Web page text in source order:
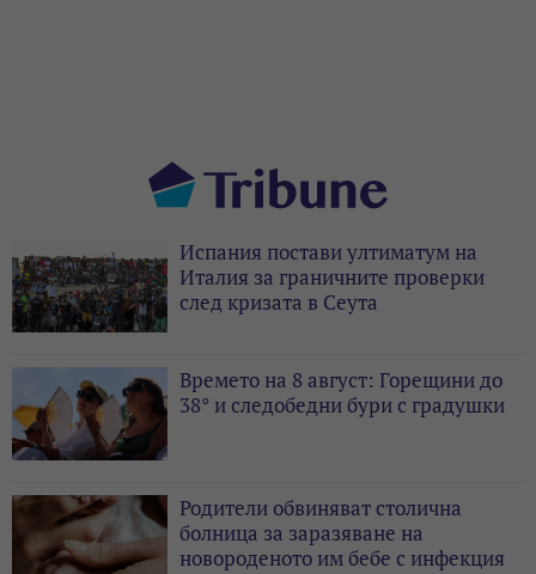
Испания постави ултиматум на
Италия за граничните проверки
след кризата в Сеута
Времето на 8 август: Горещини до
38° и следобедни бури с градушки
Родители обвиняват столична
болница за заразяване на
новороденото им бебе с инфекция